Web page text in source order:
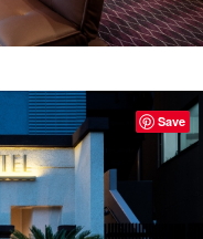
Save